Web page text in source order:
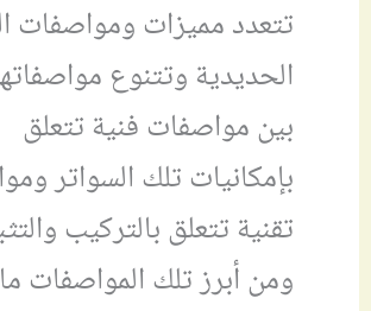
تتعدد مميزات ومواصفات
الحديدية وتتنوع
بين مواصفات فنية تتعلق
بإمكانيات تلك السواتر
تقنية تتعلق بالتركيب
ومن أبرز تلك المواصفات